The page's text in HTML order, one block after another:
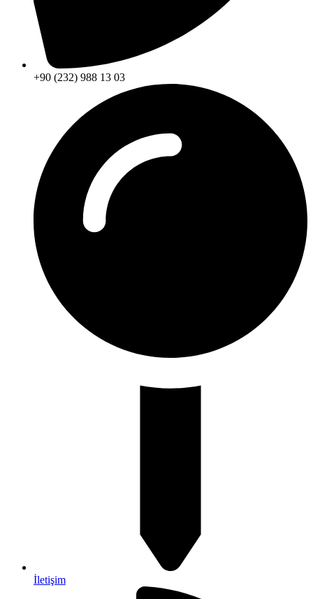
+90 (232) 988 13 03
İletişim